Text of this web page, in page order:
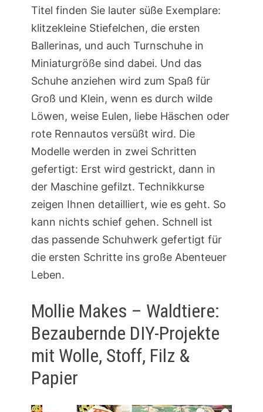
Titel finden Sie lauter süße Exemplare:
klitzekleine Stiefelchen, die ersten
Ballerinas, und auch Turnschuhe in
Miniaturgröße sind dabei. Und das
Schuhe anziehen wird zum Spaß für
Groß und Klein, wenn es durch wilde
Löwen, weise Eulen, liebe Häschen oder
rote Rennautos versüßt wird. Die
Modelle werden in zwei Schritten
gefertigt: Erst wird gestrickt, dann in
der Maschine gefilzt. Technikkurse
zeigen Ihnen detailliert, wie es geht. So
kann nichts schief gehen. Schnell ist
das passende Schuhwerk gefertigt für
die ersten Schritte ins große Abenteuer
Leben.
Mollie Makes – Waldtiere:
Bezaubernde DIY-Projekte
mit Wolle, Stoff, Filz &
Papier